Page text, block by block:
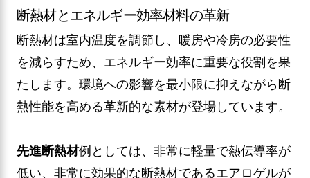
断熱材とエネルギー効率材料の革新
断熱材は室内温度を調節し、暖房や冷房の必要性
を減らすため、エネルギー効率に重要な役割を果
たします。環境への影響を最小限に抑えながら断
熱性能を高める革新的な素材が登場しています。
先進断熱材例としては、非常に軽量で熱伝導率が
低い、非常に効果的な断熱材であるエアロゲルが